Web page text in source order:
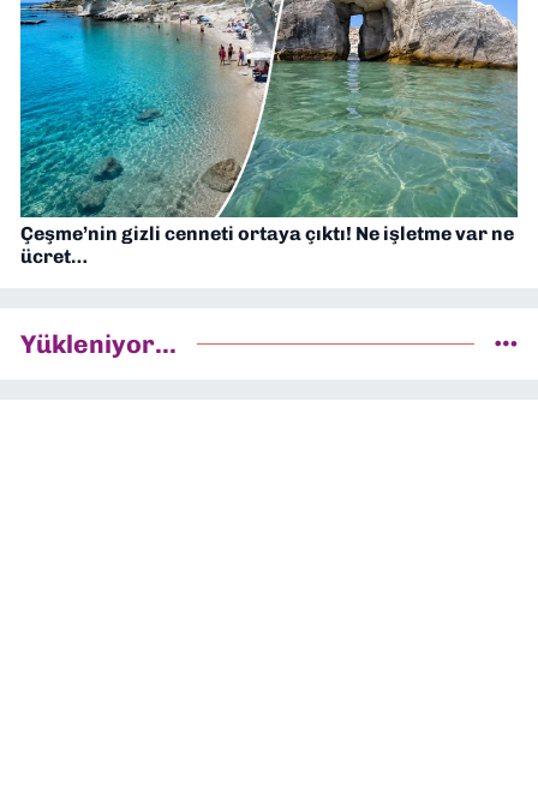
Çeşme’nin gizli cenneti ortaya çıktı! Ne işletme var ne
ücret…
Yükleniyor...